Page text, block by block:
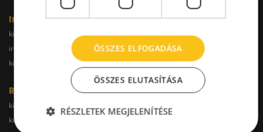
Iroda
kiadoiroda.info
irodakiadobudapest.hu
kiadoirodabudaors.hu
kiadoirodadebrecen.hu
kiadoirodagyor.hu
Raktár
kiadoraktarbudapest.hu
kiadoraktardebrecen.hu
kiadoraktargyor.hu
ÖSSZES ELFOGADÁSA
ÖSSZES ELUTASÍTÁSA
RÉSZLETEK MEGJELENÍTÉSE